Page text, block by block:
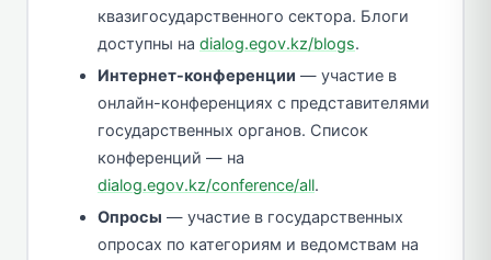
квазигосударственного сектора. Блоги
доступны на dialog.egov.kz/blogs.
Интернет-конференции — участие в
онлайн-конференциях с представителями
государственных органов. Список
конференций — на
dialog.egov.kz/conference/all.
Опросы — участие в государственных
опросах по категориям и ведомствам на